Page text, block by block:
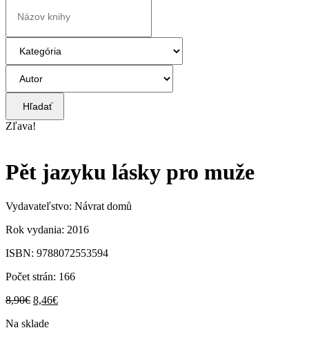
Hľadať
Zľava!
Pět jazyku lásky pro muže
Vydavateľstvo: Návrat domů
Rok vydania: 2016
ISBN: 9788072553594
Počet strán: 166
8,90€ Pôvodná
bola:
8,46€Aktuálna
Na sklade